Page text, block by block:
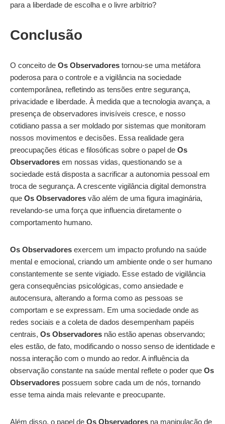
para a liberdade de escolha e o livre arbítrio?
Conclusão
O conceito de Os Observadores tornou-se uma metáfora
poderosa para o controle e a vigilância na sociedade
contemporânea, refletindo as tensões entre segurança,
privacidade e liberdade. À medida que a tecnologia avança, a
presença de observadores invisíveis cresce, e nosso
cotidiano passa a ser moldado por sistemas que monitoram
nossos movimentos e decisões. Essa realidade gera
preocupações éticas e filosóficas sobre o papel de Os
Observadores em nossas vidas, questionando se a
sociedade está disposta a sacrificar a autonomia pessoal em
troca de segurança. A crescente vigilância digital demonstra
que Os Observadores vão além de uma figura imaginária,
revelando-se uma força que influencia diretamente o
comportamento humano.
Os Observadores exercem um impacto profundo na saúde
mental e emocional, criando um ambiente onde o ser humano
constantemente se sente vigiado. Esse estado de vigilância
gera consequências psicológicas, como ansiedade e
autocensura, alterando a forma como as pessoas se
comportam e se expressam. Em uma sociedade onde as
redes sociais e a coleta de dados desempenham papéis
centrais, Os Observadores não estão apenas observando;
eles estão, de fato, modificando o nosso senso de identidade e
nossa interação com o mundo ao redor. A influência da
observação constante na saúde mental reflete o poder que Os
Observadores possuem sobre cada um de nós, tornando
esse tema ainda mais relevante e preocupante.
Além disso, o papel de Os Observadores na manipulação de